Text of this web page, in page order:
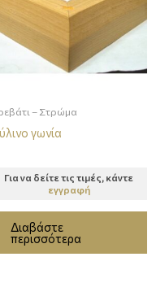
– Στρώμα
γωνία
Για να δείτε τις τιμές, κάντε
εγγραφή
Διαβάστε
περισσότερα